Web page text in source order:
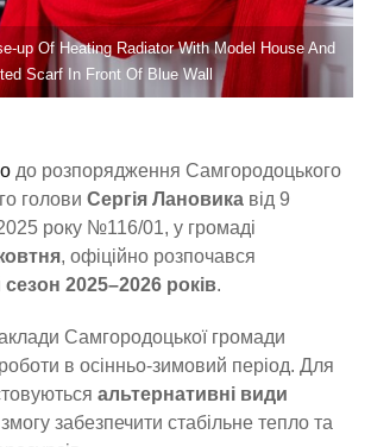
up Of Heating Radiator With Model House And
Scarf In Front Of Blue Wall
до розпорядження Самгородоцького
голови Сергія Лановика від 9
року №116/01, у громаді
, офіційно розпочався
2025–2026 років.
Самгородоцької громади
в осінньо-зимовий період. Для
альтернативні види
забезпечити стабільне тепло та